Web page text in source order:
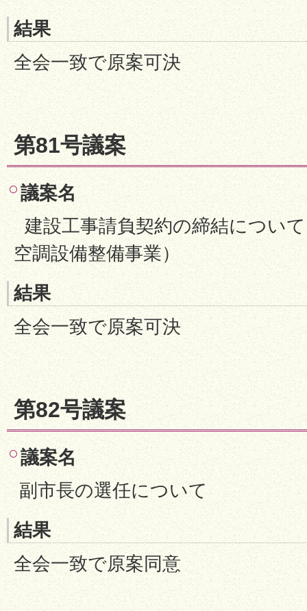
結果
全会一致で原案可決
第81号議案
議案名
建設工事請負契約の締結につい
空調設備整備事業）
結果
全会一致で原案可決
第82号議案
議案名
副市長の選任について
結果
全会一致で原案同意